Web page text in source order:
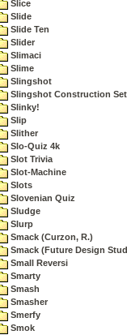
Slice
Slide
Slide Ten
Slider
Slimaci
Slime
Slingshot
Slingshot Construction Set
Slinky!
Slip
Slither
Slo-Quiz 4k
Slot Trivia
Slot-Machine
Slots
Slovenian Quiz
Sludge
Slurp
Smack (Curzon, R.)
Smack (Future Design
Small Reversi
Smarty
Smash
Smasher
Smerfy
Smok